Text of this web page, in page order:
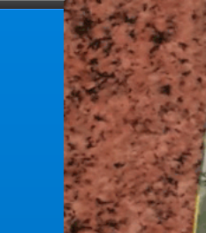
forumlotek.pl
Forum gier liczbowych